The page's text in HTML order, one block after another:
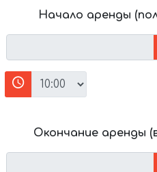
Начало аренды
Окончание аренды